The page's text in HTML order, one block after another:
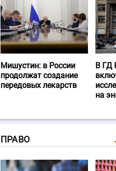
Мишустин: в России
продолжат создание
передовых лекарств
В ГД
на
ПРАВО